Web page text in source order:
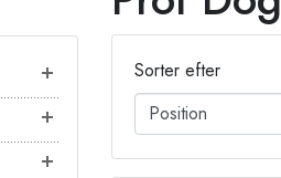
Sorter efter